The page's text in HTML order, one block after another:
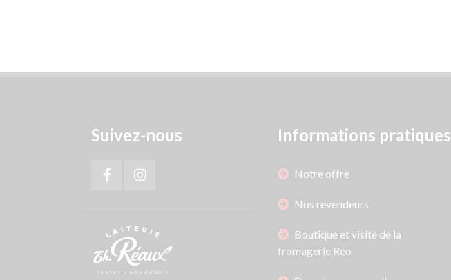
Suivez-nous Informations pratiques
Notre offre
Nos revendeurs
Boutique et visite de la
fromagerie Réo